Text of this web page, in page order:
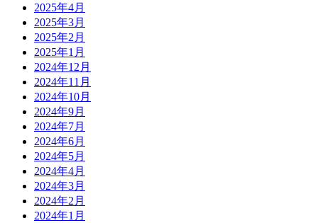
2025年4月
2025年3月
2025年2月
2025年1月
2024年12月
2024年11月
2024年10月
2024年9月
2024年7月
2024年6月
2024年5月
2024年4月
2024年3月
2024年2月
2024年1月